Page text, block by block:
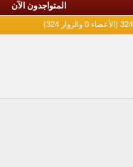
المتواجدون الآن
324 (الأعضاء 0 والزوار 324)